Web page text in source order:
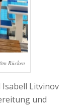
Rücken
Isabell Litvinov
und